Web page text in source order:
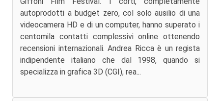
autoprodotti a budget zero, col solo ausilio di una
videocamera HD e di un computer, hanno superato i
centomila contatti complessivi online ottenendo
recensioni internazionali. Andrea Ricca è un regista
indipendente italiano che dal 1998, quando si
specializza in grafica 3D (CGI), rea...